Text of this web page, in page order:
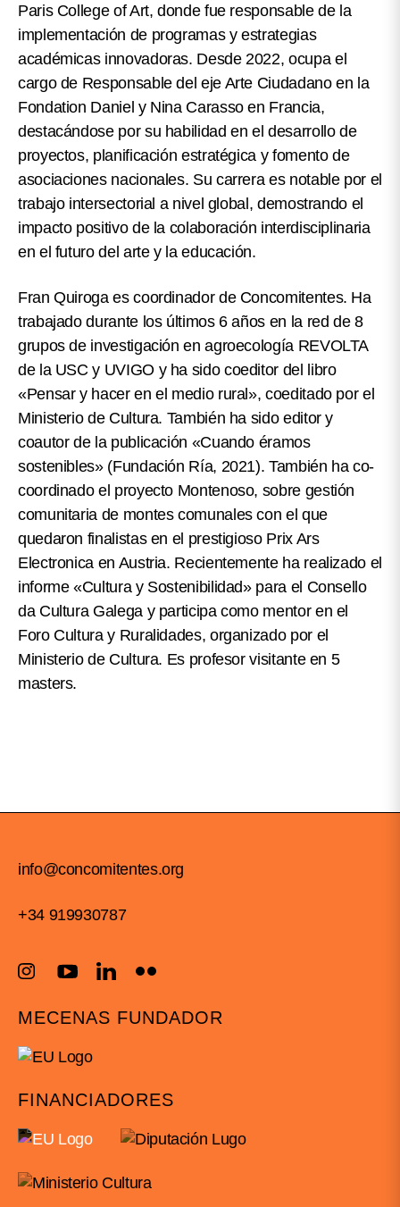
Paris College of Art, donde fue responsable de la
implementación de programas y estrategias
académicas innovadoras. Desde 2022, ocupa el
cargo de Responsable del eje Arte Ciudadano en la
Fondation Daniel y Nina Carasso en Francia,
destacándose por su habilidad en el desarrollo de
proyectos, planificación estratégica y fomento de
asociaciones nacionales. Su carrera es notable por el
trabajo intersectorial a nivel global, demostrando el
impacto positivo de la colaboración interdisciplinaria
en el futuro del arte y la educación.
Fran Quiroga es coordinador de Concomitentes. Ha
trabajado durante los últimos 6 años en la red de 8
grupos de investigación en agroecología REVOLTA
de la USC y UVIGO y ha sido coeditor del libro
«Pensar y hacer en el medio rural», coeditado por el
Ministerio de Cultura. También ha sido editor y
coautor de la publicación «Cuando éramos
sostenibles» (Fundación Ría, 2021). También ha co-
coordinado el proyecto Montenoso, sobre gestión
comunitaria de montes comunales con el que
quedaron finalistas en el prestigioso Prix Ars
Electronica en Austria. Recientemente ha realizado el
informe «Cultura y Sostenibilidad» para el Consello
da Cultura Galega y participa como mentor en el
Foro Cultura y Ruralidades, organizado por el
Ministerio de Cultura. Es profesor visitante en 5
masters.
info@concomitentes.org
+34 919930787
MECENAS FUNDADOR
FINANCIADORES